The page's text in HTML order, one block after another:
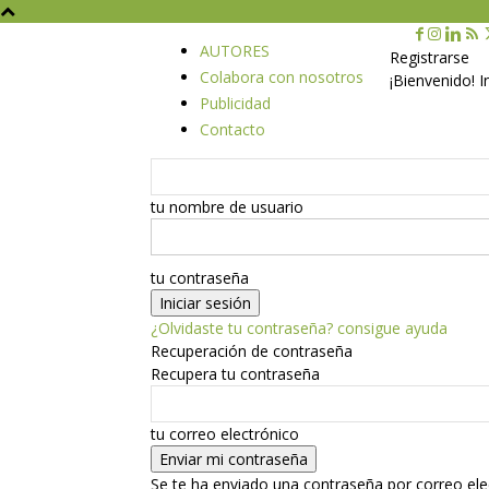
AUTORES
Colabora con nosotros
Publicidad
Contacto
Registrarse
¡Bienvenido!
tu nombre de usuario
tu contraseña
¿Olvidaste tu contraseña? consigue ayuda
Recuperación de contraseña
Recupera tu contraseña
tu correo electrónico
Se te ha enviado una contraseña por correo